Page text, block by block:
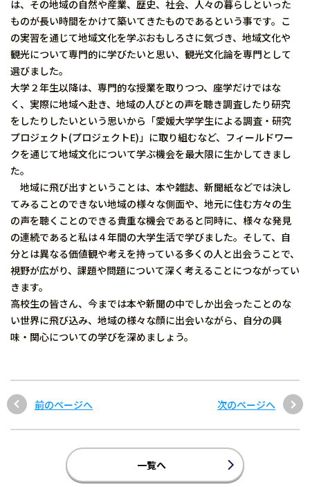
は、その地域の自然や産業、歴史、社会、人々の暮らしといった
ものが長い時間をかけて築いてきたものであるという事です。こ
の実習を通じて地域文化を学ぶおもしろさに気づき、地域文化や
観光について専門的に学びたいと思い、観光文化論を専門として
選びました。
大学２年生以降は、専門的な授業を取りつつ、座学だけではな
く、実際に地域へ赴き、地域の人びとの声を聴き調査したり研究
をしたりしたいという思いから「愛媛大学学生による調査・研究
プロジェクト(プロジェクトE)」に取り組むなど、フィールドワー
クを通じて地域文化について学ぶ機会を最大限に生かしてきまし
た。
地域に飛び出すということは、本や雑誌、新聞紙などでは決し
てみることのできない地域の様々な側面や、地元に住む方々の生
の声を聴くことのできる貴重な機会であると同時に、様々な発見
の連続であると私は４年間の大学生活で学びました。そして、自
分とは異なる価値観や考えを持っている多くの人と出会うことで、
視野が広がり、課題や問題について深く考えることにつながってい
きます。
高校生の皆さん、今までは本や新聞の中でしか出会ったことのな
い世界に飛び込み、地域の様々な顔に出会いながら、自分の興
味・関心についての学びを深めましょう。
前のページへ 次のページへ
一覧へ